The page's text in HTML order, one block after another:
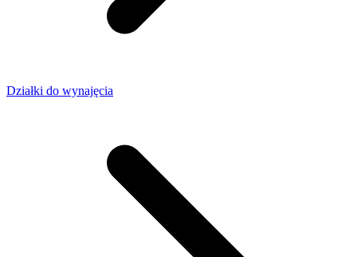
Działki do wynajęcia